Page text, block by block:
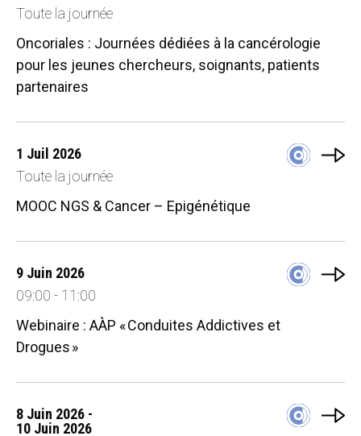
Toute la journée
Oncoriales : Journées dédiées à la cancérologie
pour les jeunes chercheurs, soignants, patients
partenaires
1 Juil 2026
Toute la journée
MOOC NGS & Cancer – Epigénétique
9 Juin 2026
09:00 - 11:00
Webinaire : AÀP « Conduites Addictives et
Drogues »
8 Juin 2026 -
10 Juin 2026